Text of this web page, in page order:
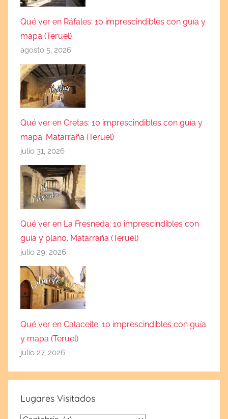
Qué ver en Ráfales: 10 imprescindibles con guía y
mapa (Teruel)
agosto 5, 2026
Qué ver en Cretas: 10 imprescindibles con guía y
mapa. Matarraña (Teruel)
julio 31, 2026
Qué ver en La Fresneda: 10 imprescindibles con
guía y plano. Matarraña (Teruel)
julio 29, 2026
Qué ver en Calaceite: 10 imprescindibles con guía
y mapa (Teruel)
julio 27, 2026
Lugares Visitados